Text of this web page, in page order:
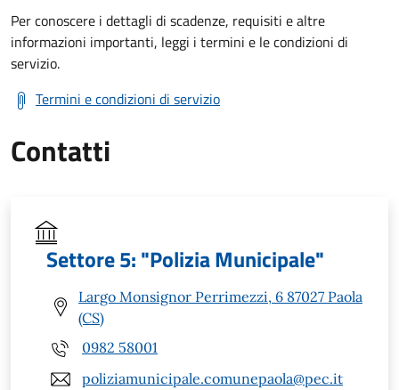
Per conoscere i dettagli di scadenze, requisiti e altre
informazioni importanti, leggi i termini e le condizioni di
servizio.
Termini e condizioni di servizio
Contatti
Settore 5: "Polizia Municipale"
Largo Monsignor Perrimezzi, 6 87027 Paola
(CS)
0982 58001
poliziamunicipale.comunepaola@pec.it